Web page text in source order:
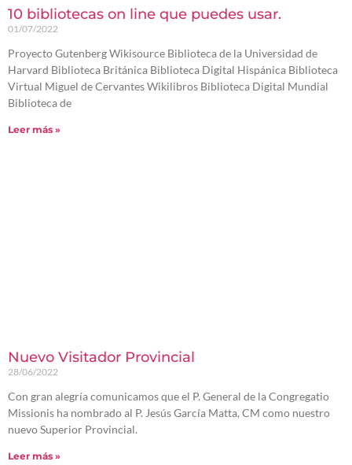
10 bibliotecas on line que puedes usar.
01/07/2022
Proyecto Gutenberg Wikisource Biblioteca de la Universidad de
Harvard Biblioteca Británica Biblioteca Digital Hispánica Biblioteca
Virtual Miguel de Cervantes Wikilibros Biblioteca Digital Mundial
Biblioteca de
Leer más »
Nuevo Visitador Provincial
28/06/2022
Con gran alegría comunicamos que el P. General de la Congregatio
Missionis ha nombrado al P. Jesús García Matta, CM como nuestro
nuevo Superior Provincial.
Leer más »